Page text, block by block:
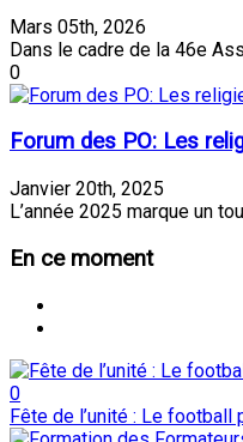
Mars 05th, 2026
Dans le cadre de la 46e
0
Forum des PO: Les
Janvier 20th, 2025
L’année 2025 marque un
En ce moment
0
Fête de l’unité : Le